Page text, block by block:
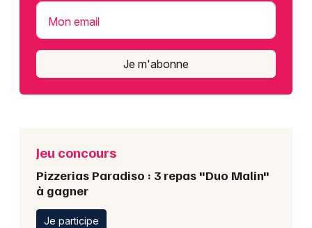
Mon email
Je m'abonne
Jeu concours
Pizzerias Paradiso : 3 repas "Duo Malin"
à gagner
Je participe